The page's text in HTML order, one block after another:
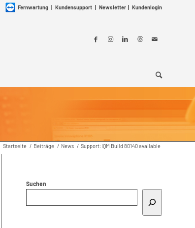
Fernwartung | Kundensupport | Newsletter | Kundenlogin
Startseite / Beiträge / News / Support:IQM Build 80140 available
Suchen